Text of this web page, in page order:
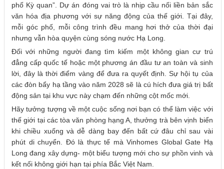
phố Kỳ quan”. Dự án đóng vai trò là nhịp cầu nối liền bản sắc
văn hóa địa phương với sự năng động của thế giới. Tại đây,
mỗi góc phố, mỗi công trình đều mang hơi thở của thời đại
nhưng vẫn hòa quyện cùng sóng nước Hạ Long.
Đối với những người đang tìm kiếm một không gian cư trú
đẳng cấp quốc tế hoặc một phương án đầu tư an toàn và sinh
lời, đây là thời điểm vàng để đưa ra quyết định. Sự hội tụ của
các đòn bẩy hạ tầng vào năm 2028 sẽ là cú hích đưa giá trị bất
động sản tại khu vực này chạm đến những cột mốc mới.
Hãy tưởng tượng về một cuộc sống nơi bạn có thể làm việc với
thế giới tại các tòa văn phòng hạng A, thưởng trà bên vịnh biển
khi chiều xuống và dễ dàng bay đến bất cứ đâu chỉ sau vài
phút di chuyển. Đó là thực tế mà Vinhomes Global Gate Hạ
Long đang xây dựng- một biểu tượng mới cho sự phồn vinh và
kết nối không giới hạn tại phía Bắc Việt Nam.